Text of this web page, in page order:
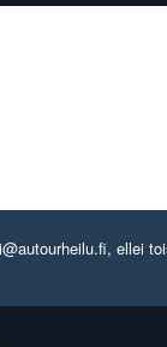
ellei